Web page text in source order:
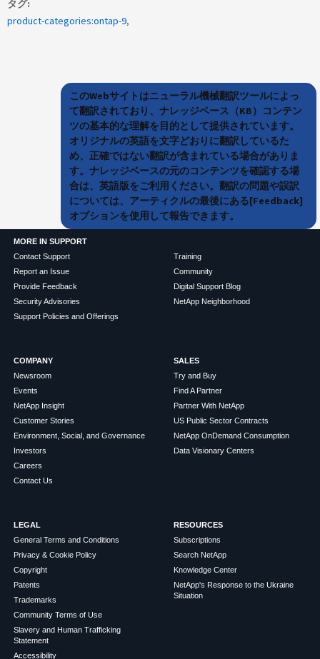
タグ
product-categories:ontap-9
このWebサイトはニューラル機械翻訳ツールによっ
て翻訳されており、ナレッジベース（KB）コンテン
ツの基本的な理解を目的として提供されています。
オリジナルの英語を文字どおりに翻訳しているた
め、正確ではない翻訳が含まれている場合がありま
す。ナレッジベースの元のコンテンツを確認する場
合は、英語版をご利用ください。翻訳の問題や誤訳
については、アーティクルの最後にある[Feedback]
オプションを使用して報告できます。
MORE IN SUPPORT
Contact Support
Report an Issue
Provide Feedback
Security Advisories
Support Policies and Offerings
Training
Community
Digital Support Blog
NetApp Neighborhood
COMPANY
Newsroom
Events
NetApp Insight
Customer Stories
Environment, Social, and Governance
Investors
Careers
Contact Us
SALES
Try and Buy
Find A Partner
Partner With NetApp
US Public Sector Contracts
NetApp OnDemand Consumption
Data Visionary Centers
LEGAL
General Terms and Conditions
Privacy & Cookie Policy
Copyright
Patents
Trademarks
Community Terms of Use
Slavery and Human Trafficking
Statement
Accessibility
RESOURCES
Subscriptions
Search NetApp
Knowledge Center
NetApp's Response to the Ukraine
Situation